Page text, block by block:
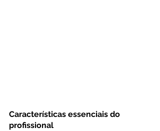
Características essenciais do
profissional